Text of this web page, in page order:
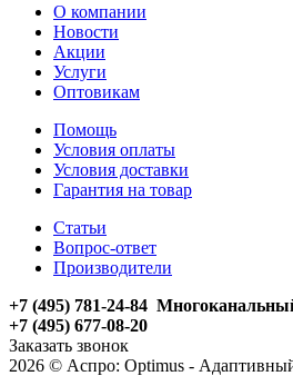
О компании
Новости
Акции
Услуги
Оптовикам
Помощь
Условия оплаты
Условия доставки
Гарантия на товар
Статьи
Вопрос-ответ
Производители
+7 (495) 781-24-84
+7 (495) 677-08-20
Заказать звонок
2026 © Аспро: Optimus -